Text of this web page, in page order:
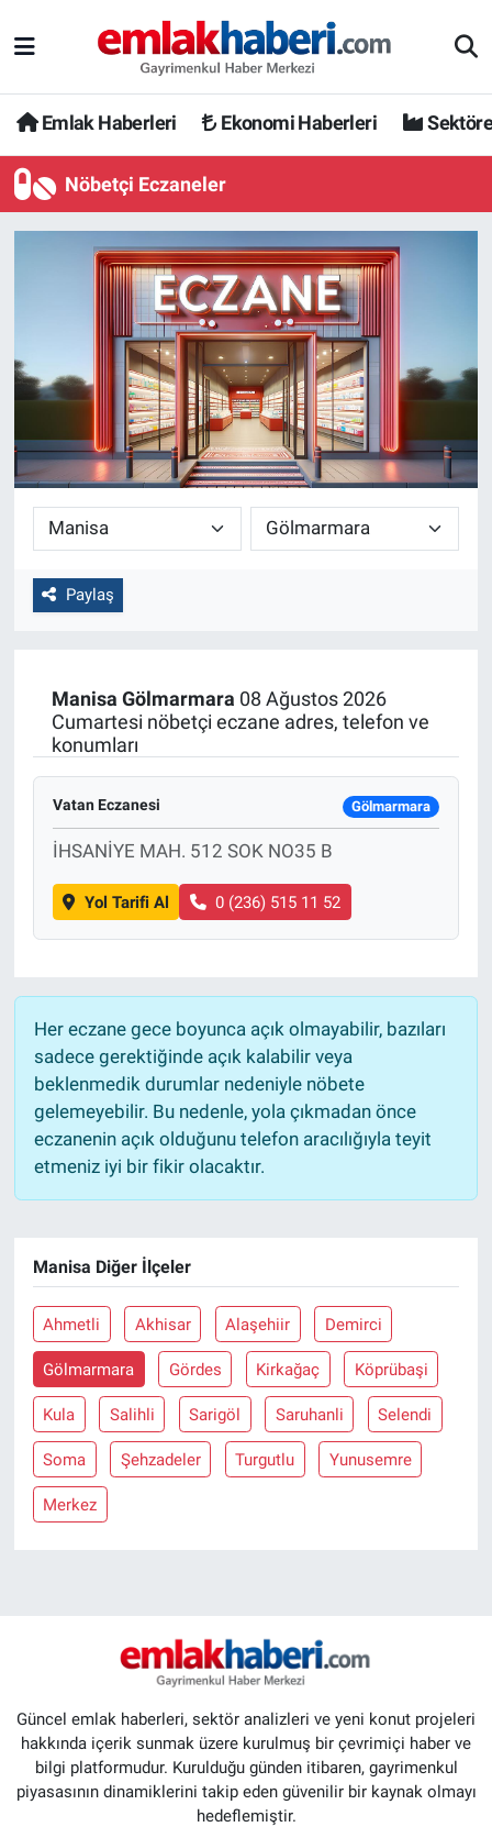
Emlak Haberleri Ekonomi Haberleri
Nöbetçi Eczaneler
Paylaş
Manisa Gölmarmara 08 Ağustos 2026
Cumartesi nöbetçi eczane adres, telefon ve
konumları
Vatan Eczanesi Gölmarmara
İHSANİYE MAH. 512 SOK NO35 B
Yol Tarifi Al 0 (236) 515 11 52
Her eczane gece boyunca açık olmayabilir, bazıları
sadece gerektiğinde açık kalabilir veya
beklenmedik durumlar nedeniyle nöbete
gelemeyebilir. Bu nedenle, yola çıkmadan önce
eczanenin açık olduğunu telefon aracılığıyla teyit
etmeniz iyi bir fikir olacaktır.
Manisa Diğer İlçeler
Ahmetli Akhisar Alaşehiir Demirci
Gölmarmara Gördes Kirkağaç Köprübaşi
Kula Salihli Sarigöl Saruhanli Selendi
Soma Şehzadeler Turgutlu Yunusemre
Merkez
Güncel emlak haberleri, sektör analizleri ve yeni konut projeleri
hakkında içerik sunmak üzere kurulmuş bir çevrimiçi haber ve
bilgi platformudur. Kurulduğu günden itibaren, gayrimenkul
piyasasının dinamiklerini takip eden güvenilir bir kaynak olmayı
hedeflemiştir.